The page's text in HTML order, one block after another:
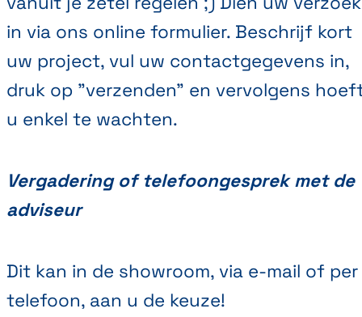
in via ons online formulier. Beschrijf kort
uw project, vul uw contactgegevens in,
druk op "verzenden" en vervolgens
u enkel te wachten.
Vergadering of telefoongesprek met de
adviseur
Dit kan in de showroom, via e-mail of per
telefoon, aan u de keuze!